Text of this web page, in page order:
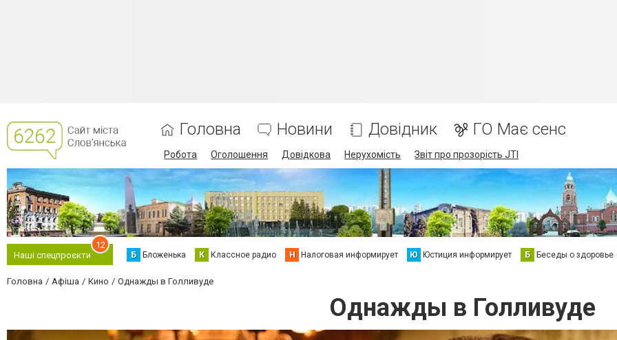
Головна Новини Довідник ГО Має сенс
Робота Оголошення Довідкова Нерухомість Звіт про прозорість JTI
Наші спецпроєкти
12
Б Бложенька К Классное радио Н Налоговая информирует Ю Юстиция информирует Б Беседы о здоровье
Головна Афіша Кино Однажды в Голливуде
Однажды в Голливуде